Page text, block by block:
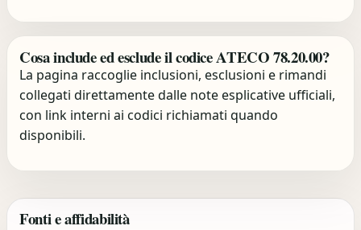
Cosa include ed esclude il codice ATECO 78.20.00?
La pagina raccoglie inclusioni, esclusioni e rimandi
collegati direttamente dalle note esplicative ufficiali,
con link interni ai codici richiamati quando
disponibili.
Fonti e affidabilità